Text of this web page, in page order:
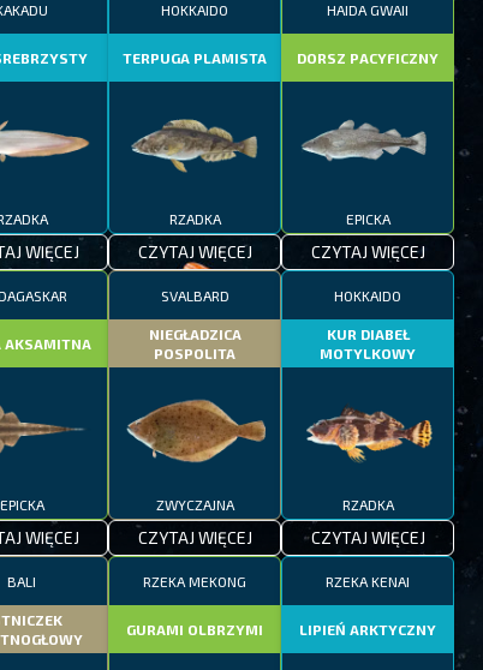
WIĘCEJ
HOKKAIDO
TERPUGA PLAMISTA
RZADKA
CZYTAJ WIĘCEJ
HAIDA GWAII
DORSZ PACYFICZNY
EPICKA
CZYTAJ WIĘCEJ
AKSAMITNA
EPICKA
WIĘCEJ
SVALBARD
NIEGŁADZICA
POSPOLITA
ZWYCZAJNA
CZYTAJ WIĘCEJ
HOKKAIDO
KUR DIABEŁ
MOTYLKOWY
RZADKA
CZYTAJ WIĘCEJ
BALI RZEKA MEKONG
GURAMI OLBRZYMI
RZEKA KENAI
LIPIEŃ ARKTYCZNY